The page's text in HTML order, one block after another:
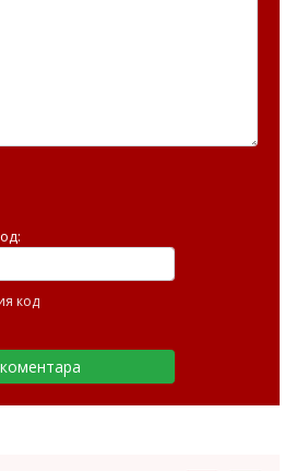
код